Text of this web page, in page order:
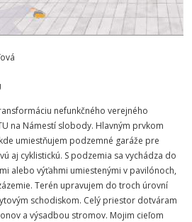
nefunkčného verejného
na Námestí slobody. Hlavným prvkom
umiestňujem podzemné garáže pre
aj cyklistickú. S podzemia sa vychádza do
alebo výťahmi umiestenými v pavilónoch,
Terén upravujem do troch úrovní
schodiskom. Celý priestor dotváram
a výsadbou stromov. Mojim cieľom